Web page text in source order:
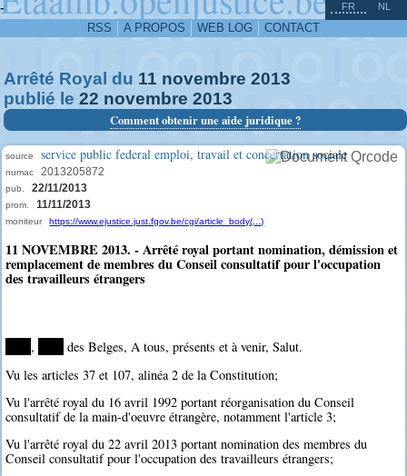
-
RSS A PROPOS WEB LOG CONTACT
FR NL
Arrêté Royal du 11 novembre 2013
publié le 22 novembre 2013
Comment obtenir une aide juridique ?
source service public federal emploi, travail et concertation sociale
numac 2013205872
pub. 22/11/2013
prom. 11/11/2013
moniteur https://www.ejustice.just.fgov.be/cgi/article_body(...)
11 NOVEMBRE 2013. - Arrêté royal portant nomination, démission et
remplacement de membres du Conseil consultatif pour l'occupation
des travailleurs étrangers
****,
des Belges, A tous, présents et à venir, Salut.
Vu les articles 37 et 107, alinéa 2 de la Constitution;
Vu l'arrêté royal du 16 avril 1992 portant réorganisation du Conseil
consultatif de la main-d'oeuvre étrangère, notamment l'article 3;
Vu l'arrêté royal du 22 avril 2013 portant nomination des membres du
Conseil consultatif pour l'occupation des travailleurs étrangers;
^